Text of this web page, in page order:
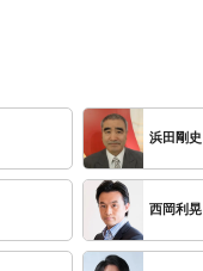
浜田剛史
西岡利晃